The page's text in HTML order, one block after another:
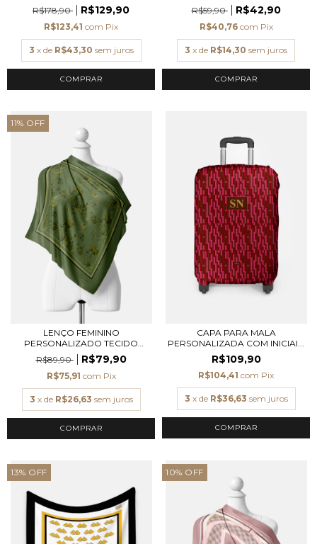
R$178,90
R$129,90
R$123,41 com Pix
3 x de R$43,30 sem juros
COMPRAR
R$59,90
R$42,90
R$40,76 com Pix
3 x de R$14,30 sem juros
11% OFF
LENÇO FEMININO
PERSONALIZADO TECIDO
TOQU...
R$89,90 R$79,90
R$75,91 com Pix
3 x de R$26,63 sem juros
COMPRAR
CAPA PARA MALA
PERSONALIZADA COM INICIAI...
R$109,90
R$104,41 com Pix
3 x de R$36,63 sem juros
COMPRAR
13% OFF 10% OFF